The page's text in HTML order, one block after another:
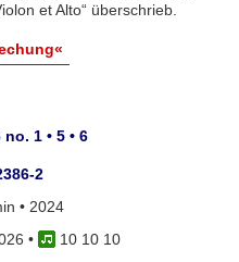
et Alto“ überschrieb.
1 • 5 • 6
2
• 2024
•
10 10 10